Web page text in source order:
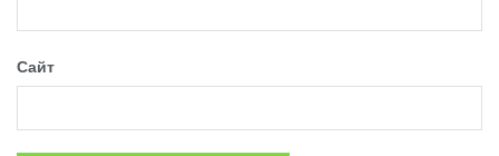
Сайт